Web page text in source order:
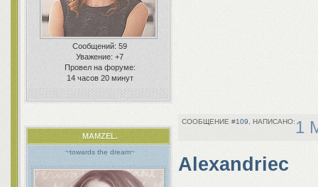
Сообщений: 59
Уважение: +7
Провел на форуме:
14 часов 20 минут
109 1
MAMZEL.
~towards the dream~
Alexandriec